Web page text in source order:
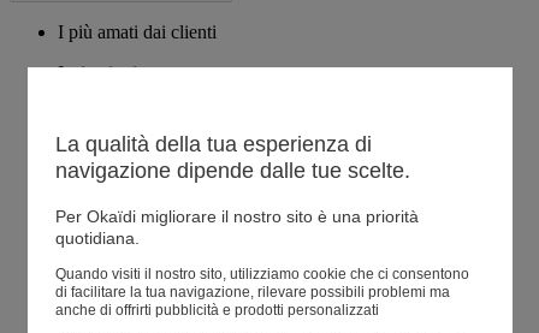
I più amati dai clienti
Ispirazioni
Potrebbero piacerti anche
Tutti i prodotti
La qualità della tua esperienza di
navigazione dipende dalle tue scelte.
Per Okaïdi migliorare il nostro sito è una priorità
quotidiana.
Quando visiti il ​​nostro sito, utilizziamo cookie che ci consentono
di facilitare la tua navigazione, rilevare possibili problemi ma
anche di offrirti pubblicità e prodotti personalizzati